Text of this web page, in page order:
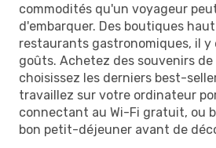
commodités qu'un voyageur
d'embarquer. Des boutiques
restaurants gastronomiques, il y
goûts. Achetez des souvenirs
choisissez les derniers best-
travaillez sur votre ordinateur
connectant au Wi-Fi gratuit, ou
bon petit-déjeuner avant de